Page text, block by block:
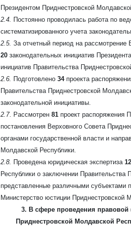
Президентом Приднестровской
2.4. Постоянно проводилась работа по
систематизированного учета
2.5. За отчетный период на рассмотрение
20 законодательных инициатив
инициатив Правительства
2.6. Подготовлено 34 проекта
Правительства Приднестровской
законодательной инициативы.
2.7. Рассмотрен 81 проект распоряжения
постановления Верховного Совета
органами государственной власти и
Молдавской Республики.
2.8. Проведена юридическая экспертиза
Республики о заключении Правительства
представленные различными субъектами
Министерство юстиции Приднестровской
3. В сфере проведения правовой
Приднестровской Молдавской